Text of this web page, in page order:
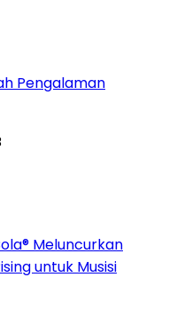
Pengalaman
Meluncurkan
untuk Musisi